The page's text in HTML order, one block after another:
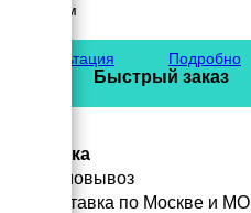
2307 мм
Консультация
Подробно
Быстрый заказ
Доставка
Самовывоз
Доставка по Москве и МО